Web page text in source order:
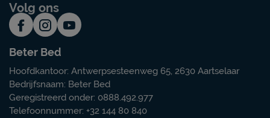
Volg ons
Beter Bed
Hoofdkantoor: Antwerpsesteenweg 65, 2630 Aartselaar
Bedrijfsnaam: Beter Bed
Geregistreerd onder: 0888.492.977
Telefoonnummer: +32 144 80 840